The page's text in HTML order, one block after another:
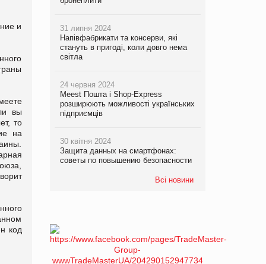
и
вы
то
на
код
31 липня 2024
Напівфабрикати та консерви, які
стануть в пригоді, коли довго нема
світла
24 червня 2024
Meest Пошта і Shop-Express
розширюють можливості українських
підприємців
30 квітня 2024
Защита данных на смартфонах:
советы по повышению безопасности
Всі новини